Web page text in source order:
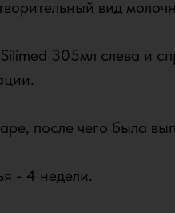
вид
305мл слева и
после чего была
- 4 недели.